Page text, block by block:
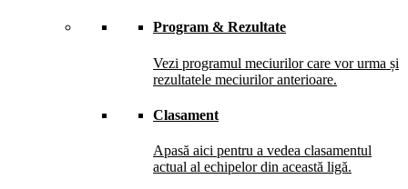
Program & Rezultate
Vezi programul meciurilor care vor urma și
rezultatele meciurilor anterioare.
Clasament
Apasă aici pentru a vedea clasamentul
actual al echipelor din această ligă.